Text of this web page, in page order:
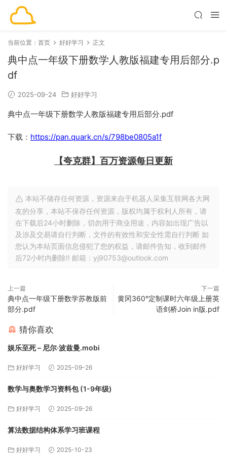
当前位置： 首页 好好学习 正文
典中点一年级下册数学人教版福建专用后部分.p
df
2025-09-24 好好学习
典中点一年级下册数学人教版福建专用后部分.pdf
下载： https://pan.quark.cn/s/798be0805a1f
【夸克群】百万资源每日更新
本站不储存任何资源，资源来自于机器人采集互联网各大网
友的分享，本站不保存任何资源，版权均属于权利人所有，请
在下载后24小时删除，切勿用于商业用途，内容如出现广告以
及涉及交易请自行判断，文件的有效性和安全性需自行判断 如
您认为本站页面信息侵犯了您的权益，请邮件告知，收到邮件
后72小时内删除!! 邮箱：yj90753@outlook.com
上一篇
典中点一年级下册数学苏教版前
部分.pdf
下一篇
黄冈360°定制课时六年级上册英
语剑桥Join in版.pdf
猜你喜欢
娱乐至死 – 尼尔·波兹曼.mobi
好好学习 2025-09-26
数学与奥数学习资料包 (1-9年级)
好好学习 2025-09-26
算法数据结构体系学习班课程
好好学习 2025-10-23